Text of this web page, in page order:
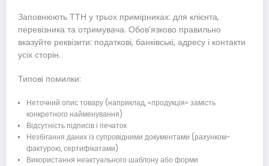
Заповнюють ТТН у трьох примірниках: для клієнта,
перевізника та отримувача. Обов’язково правильно
вказуйте реквізити: податкові, банківські, адресу і контакти
усіх сторін.
Типові помилки:
Неточний опис товару (наприклад, «продукція» замість
конкретного найменування)
Відсутність підписів і печаток
Незбігання даних із супровідними документами (рахунком-
фактурою, сертифікатами)
Використання неактуального шаблону або форми